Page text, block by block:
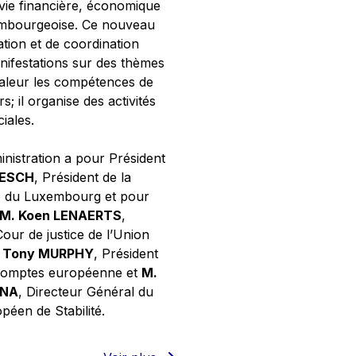
financière, économique
Ce nouveau
et de coordination
sur des thèmes
les compétences de
il organise des activités
a pour Président
, Président de la
du Luxembourg et pour
M. Koen LENAERTS,
de justice de l’Union
MURPHY, Président
européenne et M.
, Directeur Général du
de Stabilité.